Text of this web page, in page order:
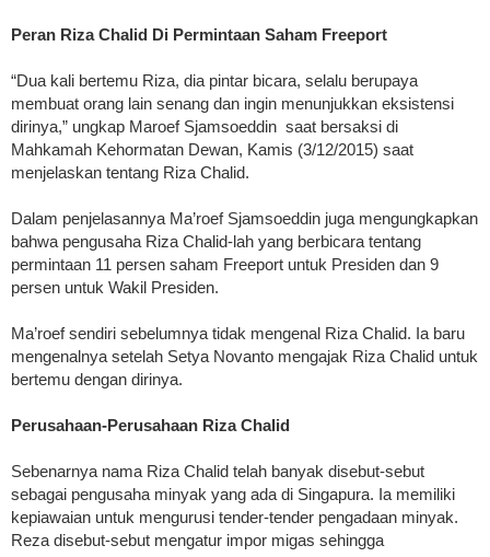
Peran Riza Chalid Di Permintaan Saham Freeport
“Dua kali bertemu Riza, dia pintar bicara, selalu berupaya
membuat orang lain senang dan ingin menunjukkan eksistensi
dirinya,” ungkap Maroef Sjamsoeddin saat bersaksi di
Mahkamah Kehormatan Dewan, Kamis (3/12/2015) saat
menjelaskan tentang Riza Chalid.
Dalam penjelasannya Ma’roef Sjamsoeddin juga mengungkapkan
bahwa pengusaha Riza Chalid-lah yang berbicara tentang
permintaan 11 persen saham Freeport untuk Presiden dan 9
persen untuk Wakil Presiden.
Ma’roef sendiri sebelumnya tidak mengenal Riza Chalid. Ia baru
mengenalnya setelah Setya Novanto mengajak Riza Chalid untuk
bertemu dengan dirinya.
Perusahaan-Perusahaan Riza Chalid
Sebenarnya nama Riza Chalid telah banyak disebut-sebut
sebagai pengusaha minyak yang ada di Singapura. Ia memiliki
kepiawaian untuk mengurusi tender-tender pengadaan minyak.
Reza disebut-sebut mengatur impor migas sehingga